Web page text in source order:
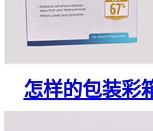
怎样的包装彩